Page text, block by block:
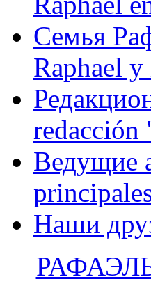
Семья
Raphael y
redacción
Ведущие
Наши